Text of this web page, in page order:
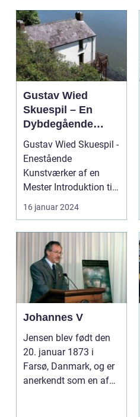
Gustav Wied
Skuespil – En
Dybdegående
Undersøgelse af
Enestående Kunst
Gustav Wied Skuespil -
Enestående
Kunstværker af en
Mester Introduktion til
Gustav Wied Skuespil
16 januar 2024
Johannes V
Jensen blev født den
20. januar 1873 i
Farsø, Danmark, og er
anerkendt som en af